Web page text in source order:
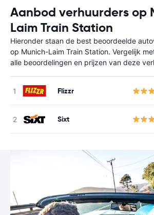
Aanbod verhuurders op
Laim Train Station
Hieronder staan de best beoordeelde
op Munich-Laim Train Station. Vergelijk
alle beoordelingen en prijzen van deze
Flizzr
Sixt